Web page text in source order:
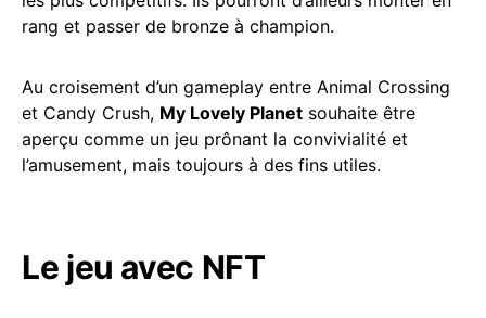
rang et passer de bronze à champion.
Au croisement d’un gameplay entre Animal Crossing
et Candy Crush, My Lovely Planet souhaite être
aperçu comme un jeu prônant la convivialité et
l’amusement, mais toujours à des fins utiles.
Le jeu avec NFT